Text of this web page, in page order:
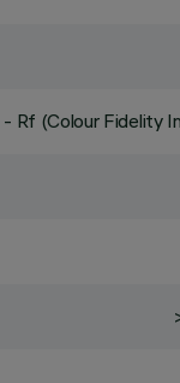
- Rf (Colour Fidelity